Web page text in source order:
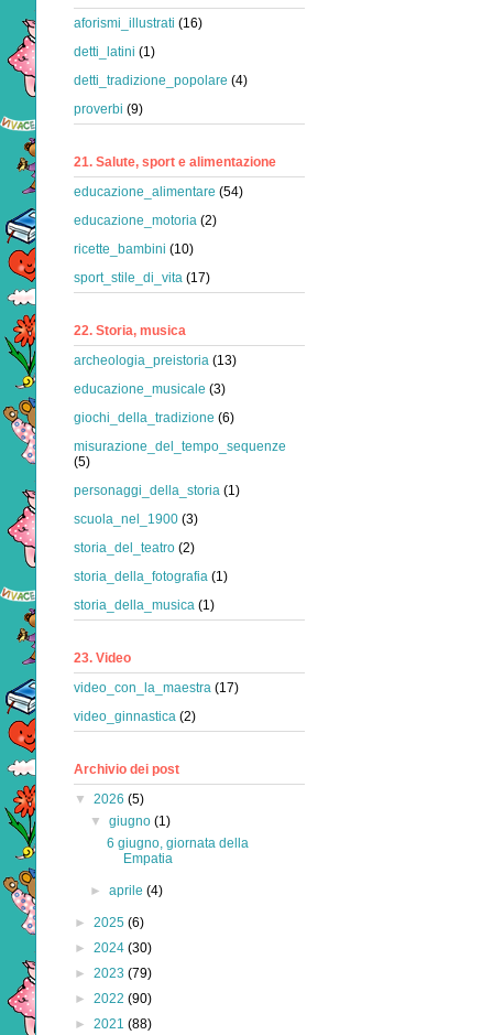
aforismi_illustrati (16)
detti_latini (1)
detti_tradizione_popolare (4)
proverbi (9)
21. Salute, sport e alimentazione
educazione_alimentare (54)
educazione_motoria (2)
ricette_bambini (10)
sport_stile_di_vita (17)
22. Storia, musica
archeologia_preistoria (13)
educazione_musicale (3)
giochi_della_tradizione (6)
misurazione_del_tempo_sequenze
(5)
personaggi_della_storia (1)
scuola_nel_1900 (3)
storia_del_teatro (2)
storia_della_fotografia (1)
storia_della_musica (1)
23. Video
video_con_la_maestra (17)
video_ginnastica (2)
Archivio dei post
▼ 2026 (5)
▼giugno(1)
6 giugno, giornata della
Empatia
►aprile(4)
► 2025 (6)
► 2024 (30)
► 2023 (79)
► 2022 (90)
► 2021 (88)